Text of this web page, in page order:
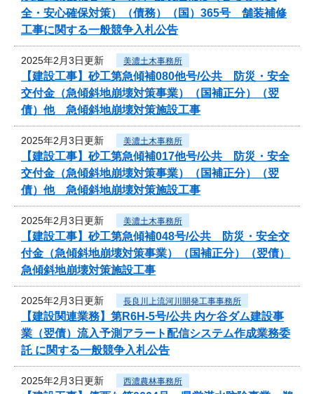
全・安心確保対策）（債務）（国）365号 舗装補修
工事に関する一般競争入札公告
2025年2月3日更新 美濃土木事務所
【建設工事】砂工第急傾補080他号/公共 防災・安全
交付金（急傾斜地崩壊対策事業）（国補正分）（翌
債）他 急傾斜地崩壊対策施設工事
2025年2月3日更新 美濃土木事務所
【建設工事】砂工第急傾補017他号/公共 防災・安全
交付金（急傾斜地崩壊対策事業）（国補正分）（翌
債）他 急傾斜地崩壊対策施設工事
2025年2月3日更新 美濃土木事務所
【建設工事】砂工第急傾補048号/公共 防災・安全交
付金（急傾斜地崩壊対策事業）（国補正分）（翌債）
急傾斜地崩壊対策施設工事
2025年2月3日更新 長良川上流河川開発工事事務所
【建設関連業務】第R6H-5号/公共 内ケ谷ダム建設事
業（翌債）流入予測アラート配信システム作成業務委
託 に関する一般競争入札公告
2025年2月3日更新 西濃農林事務所